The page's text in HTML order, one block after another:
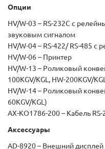
Опции
HV/W-03 – RS-232C с
звуковым сигналом
HV/W-04 – RS-422/ RS-485
HV/W-06 – Принтер
HV/W-13 – Роликовый
100KGV/KGL, HW-200KGV/
HV/W-14 – Роликовый
60KGV/KGL)
AX-KO1786-200 – Кабель
Аксессуары
AD-8920 – Внешний дисплей